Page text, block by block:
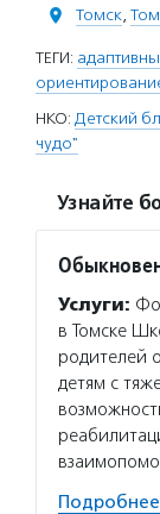
Томск,
ТЕГИ:
НКО: Детский
чудо"
Узнайте
Услуги:
в Томске
родителей
детям с
Подробнее